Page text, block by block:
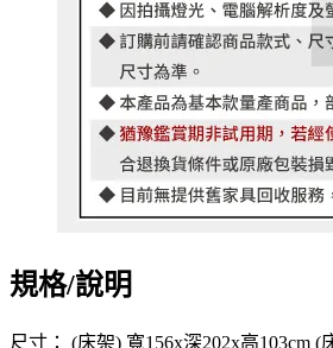
規格/說明
尺寸： (床架) 寬156x深202x高103cm (